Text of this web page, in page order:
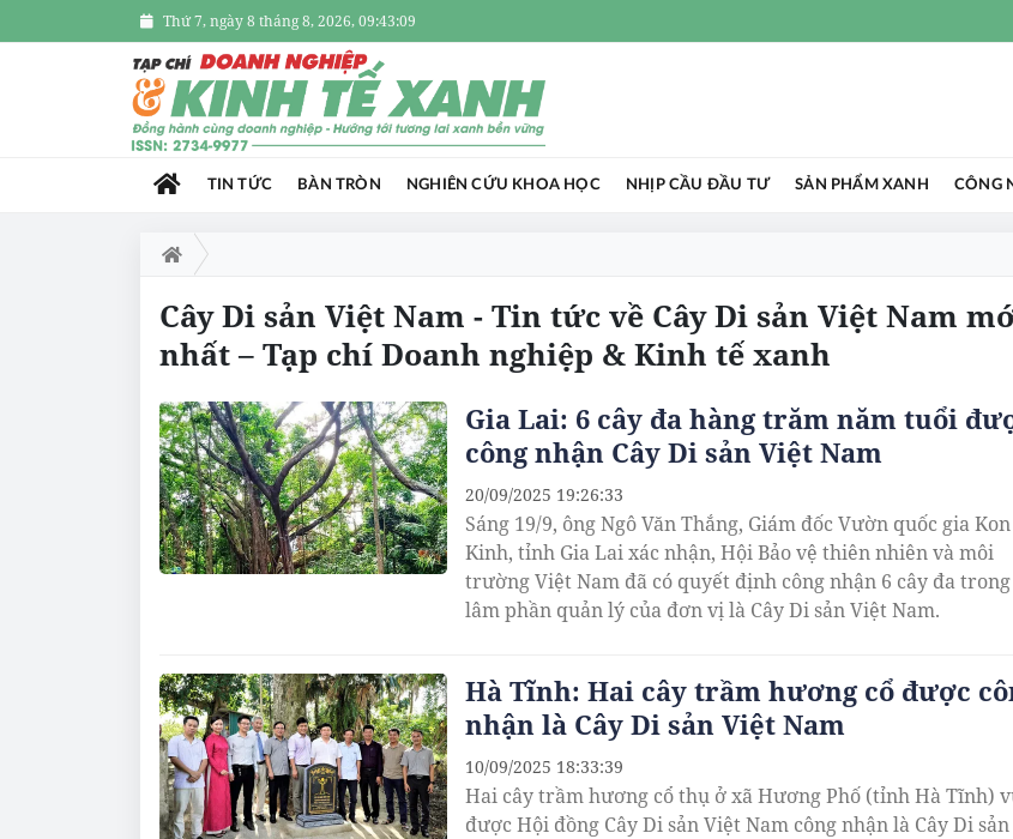
Thứ 7, ngày 8 tháng 8, 2026, 09:43:09
TIN TỨC BÀN TRÒN NGHIÊN CỨU KHOA HỌC NHỊP CẦU ĐẦU TƯ SẢN PHẨM XANH CÔNG
Cây Di sản Việt Nam - Tin tức về Cây Di sản Việt Nam
nhất – Tạp chí Doanh nghiệp & Kinh tế xanh
Gia Lai: 6 cây đa hàng trăm năm tuổi
công nhận Cây Di sản Việt Nam
Sáng 19/9, ông Ngô Văn Thắng, Giám đốc Vườn quốc gia
Kinh, tỉnh Gia Lai xác nhận, Hội Bảo vệ thiên nhiên và môi
trường Việt Nam đã có quyết định công nhận 6 cây đa trong
lâm phần quản lý của đơn vị là Cây Di sản Việt Nam.
20/09/2025 19:26:33
Hà Tĩnh: Hai cây trầm hương cổ được
nhận là Cây Di sản Việt Nam
Hai cây trầm hương cổ thụ ở xã Hương Phố (tỉnh Hà Tĩnh)
được Hội đồng Cây Di sản Việt Nam công nhận là Cây Di sản
10/09/2025 18:33:39